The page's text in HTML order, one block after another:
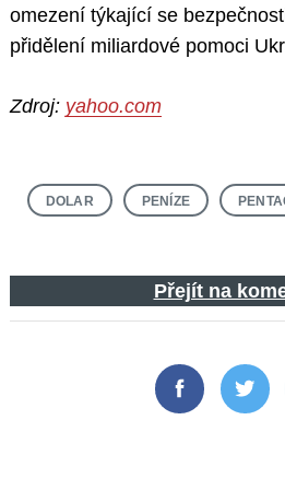
omezení týkající se
přidělení miliardové pomoci
Zdroj: yahoo.com
DOLAR PENÍZE
Přejít na
Facebook